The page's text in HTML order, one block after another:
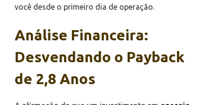
você desde o primeiro dia de operação.
Análise Financeira:
Desvendando o Payback
de 2,8 Anos